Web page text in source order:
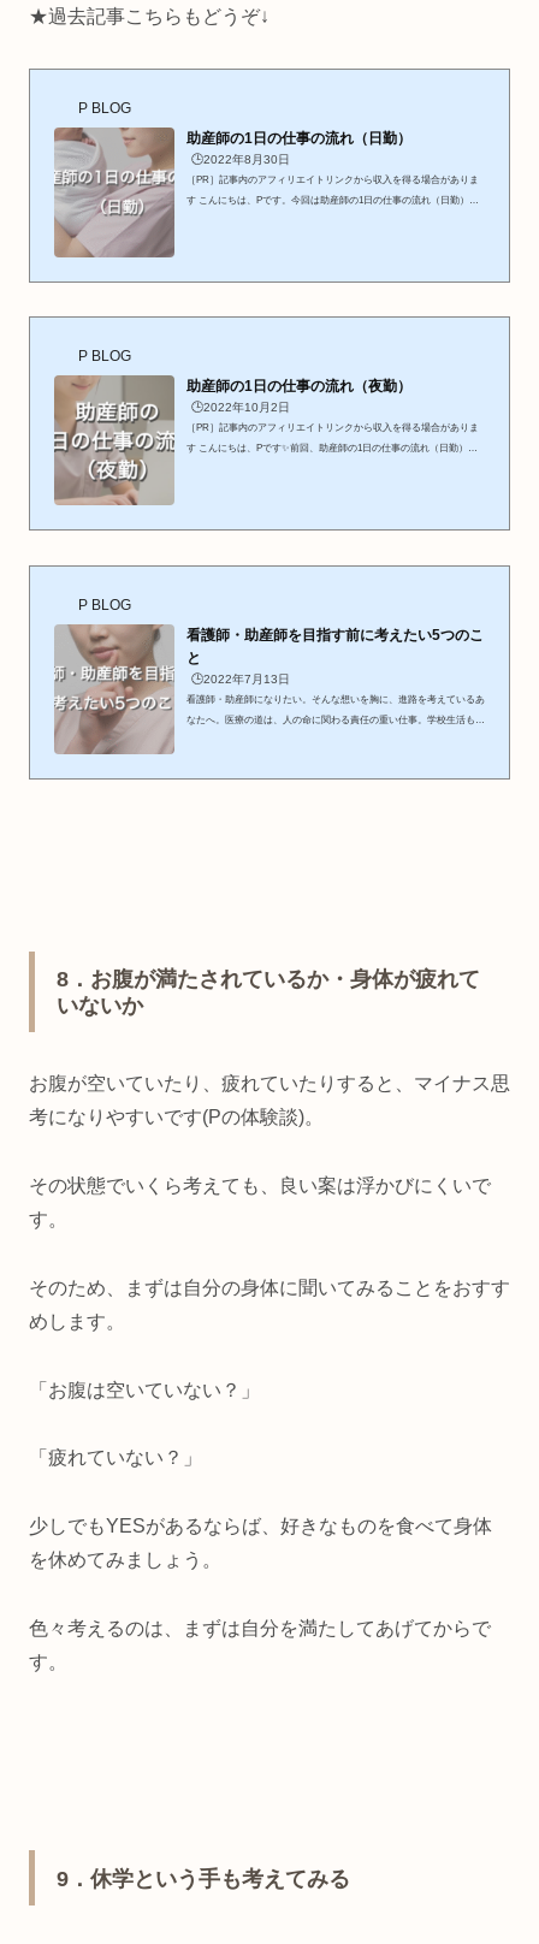
★過去記事こちらもどうぞ↓
P BLOG
助産師の1日の仕事の流れ（日勤）
🕒️2022年8月30日
［PR］記事内のアフィリエイトリンクから収入を得る場合がありま
す こんにちは、Pです。今回は助産師の1日の仕事の流れ（日勤）に
等様々な場所があります。今回は、病院で働く助産師の1日の仕事の
P BLOG
助産師の1日の仕事の流れ（夜勤）
🕒️2022年10月2日
［PR］記事内のアフィリエイトリンクから収入を得る場合がありま
す こんにちは、Pです✨前回、助産師の1日の仕事の流れ（日勤）に
介してます ／ 助産師の1日の仕事の流れ（夜勤）⇓夜勤の流れ夜勤で
P BLOG
看護師・助産師を目指す前に考えたい5つのこ
と
🕒️2022年7月13日
看護師・助産師になりたい。そんな想いを胸に、進路を考えているあ
なたへ。医療の道は、人の命に関わる責任の重い仕事。学校生活も、
大切です。今回は、看護師・助産師を目指す前に考えておきたい5つ
8 ．お腹が満たされているか・身体が疲れて
いないか
お腹が空いていたり、疲れていたりすると、マイナス思
考になりやすいです(Pの体験談)。
その状態でいくら考えても、良い案は浮かびにくいで
す。
そのため、まずは自分の身体に聞いてみることをおすす
めします。
「お腹は空いていない？」
「疲れていない？」
少しでもYESがあるならば、好きなものを食べて身体
を休めてみましょう。
色々考えるのは、まずは自分を満たしてあげてからで
す。
9 ．休学という手も考えてみる